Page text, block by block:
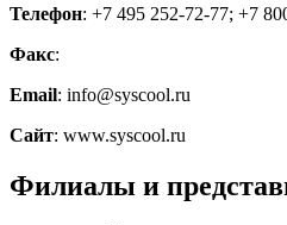
Телефон: +7 495 252-72-77; +7
Факс:
Email: info@syscool.ru
Сайт: www.syscool.ru
Филиалы и